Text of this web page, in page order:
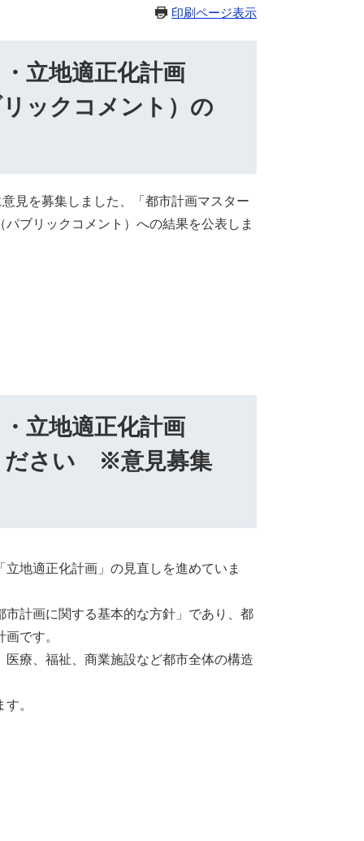
印刷ページ表示
立地適正化計画
ックコメント）の
見を募集しました、「都市計画マスター
ブリックコメント）への結果を公表しま
立地適正化計画
ださい ※意見募集
地適正化計画」の見直しを進めていま
計画に関する基本的な方針」であり、都
です。
療、福祉、商業施設など都市全体の構造
。